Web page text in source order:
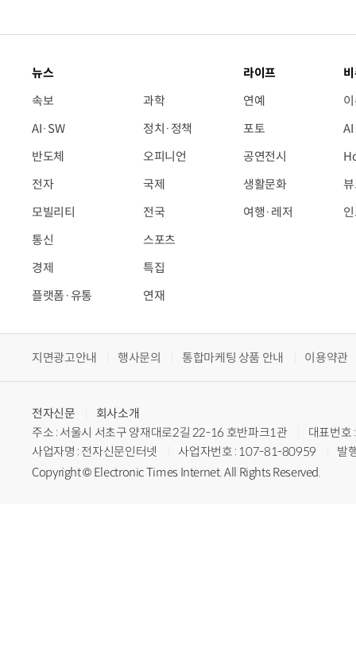
뉴스
속보
AI·SW
반도체
전자
모빌리티
통신
경제
플랫폼·유통
과학
정치·정책
오피니언
국제
전국
스포츠
특집
연재
라이프
연예
포토
공연전시
생활문화
여행·레저
지면광고안내 행사문의 통합마케팅 상품 안내 이용약관
전자신문
회사소개
주소 : 서울시 서초구 양재대로2길 22-16 호반파크1관
대표번
사업자명 : 전자신문인터넷
사업자번호 : 107-81-80959
발
Copyright © Electronic Times Internet. All Rights Reserved.